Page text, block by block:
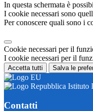
In questa schermata è
I cookie necessari sono
Per conoscere quali sono i
Cookie necessari per il
I cookie necessari per il
Accetta tutti Salva le
Istituto
Contatti